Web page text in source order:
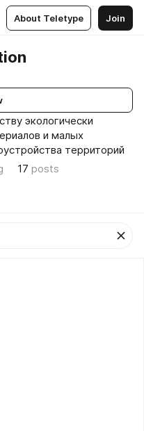
About Teletype Join
экологически
и малых
территорий
17 posts